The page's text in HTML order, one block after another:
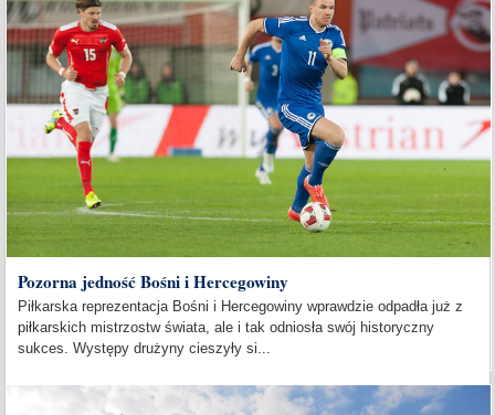
Pozorna jedność Bośni i Hercegowiny
Piłkarska reprezentacja Bośni i Hercegowiny wprawdzie odpadła już z
piłkarskich mistrzostw świata, ale i tak odniosła swój historyczny
sukces. Występy drużyny cieszyły si...